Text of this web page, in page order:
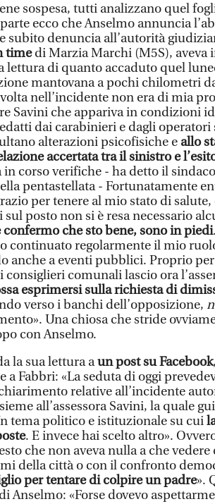
sospesa, tutti analizzano quel
ecco che Anselmo annuncia
subito denuncia all’autorità
timedi Marzia Marchi (M5S),
lettura di quanto accaduto quel
mantovana a pochi chilometri
nell’incidente non era di mia
Savini che appariva in condizioni
dai carabinieri e dagli
alterazioni psicofisiche e allo
accertata tra il sinistro e
in corso verifiche - ha detto il
pentastellata - Fortunatamente
per tenere al mio stato di
posto non si è resa necessario
confermo che sto bene, sono in piedi
continuato regolarmente il mio
anche a eventi pubblici. Proprio
consiglieri comunali lascio ora
esprimersi sulla richiesta di
verso i banchi dell’opposizione,
Una chiosa che stride
con Anselmo.
la sua lettura aun post su Facebook
a Fabbri: «La seduta di oggi
relative all’incidente
all’assessora Savini, la quale
tema politico e istituzionale su cui
. E invece hai scelto altro».
che non aveva nulla a che
della città o con il confronto
per tentare di colpire un padre».
Anselmo: «Forse dovevo